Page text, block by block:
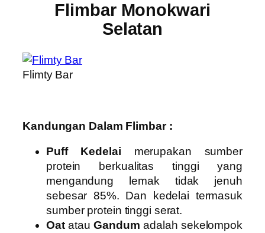
Flimbar Monokwari
Selatan
Flimty Bar
Kandungan Dalam Flimbar :
Puff Kedelai merupakan sumber
protein berkualitas tinggi yang
mengandung lemak tidak jenuh
sebesar 85%. Dan kedelai termasuk
sumber protein tinggi serat.
OatatauGandum adalah sekelompok